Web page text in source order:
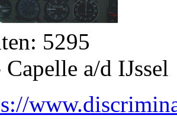
5295
Capelle a/d IJssel